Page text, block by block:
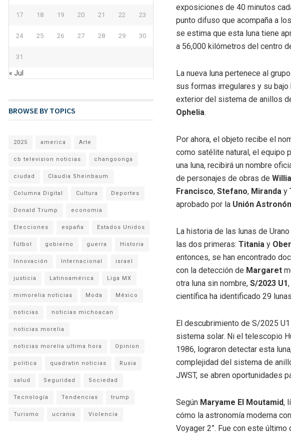
exposiciones de 40 minutos
punto difuso que acompaña a
se estima que esta luna tiene
a 56,000 kilómetros del centro
La nueva luna pertenece al
sus formas irregulares y su
exterior del sistema de anillos
Ophelia.
Por ahora, el objeto recibe el
como satélite natural, el equipo
una luna, recibirá un nombre
de personajes de obras de
Francisco, Stefano, Miranda y
aprobado por la Unión
La historia de las lunas de
las dos primeras: Titania y
entonces, se han encontrado
con la detección de Margaret
otra luna sin nombre, S/2023 U1
científica ha identificado 29
El descubrimiento de S/2025
sistema solar. Ni el telescopio
1986, lograron detectar esta
complejidad del sistema de
JWST, se abren oportunidades
Según Maryame El Moutamid,
cómo la astronomía moderna
Voyager 2”. Fue con este
17 18 19 20 21 22 23
24 25 26 27 28 29 30
31
« Jul
BROWSE BY TOPICS
2025 america Arte
cb television noticias changoonga
ciudad Claudia Sheinbaum
Columna Digital Cultura Deportes
Donald Trump economia
Elecciones españa Estados Unidos
fútbol gobierno guerra Historia
Innovación Internacional israel
justicia Latinoamérica Liga MX
mimorelia noticias Moda México
noticias noticias michoacan
noticias morelia
noticias morelia ultima hora Opinion
politica quadratin noticias Rusia
salud Seguridad Sociedad
Tecnología Tendencias trump
Turismo ucrania Violencia